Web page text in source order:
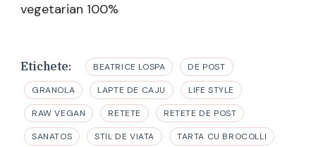
vegetarian 100%
Etichete: BEATRICE LOSPA DE POST
GRANOLA LAPTE DE CAJU LIFE STYLE
RAW VEGAN RETETE RETETE DE POST
SANATOS STIL DE VIATA TARTA CU BROCOLLI